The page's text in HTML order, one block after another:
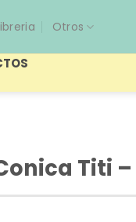
Otros
Titi